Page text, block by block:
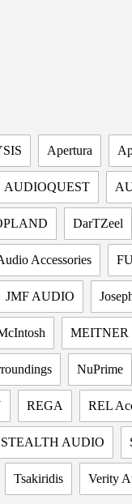
Apertura
AUDIOQUEST
DarTZeel
Accessories
JMF AUDIO
MEITNER
NuPrime
REGA REL
STEALTH AUDIO
Tsakiridis Verity